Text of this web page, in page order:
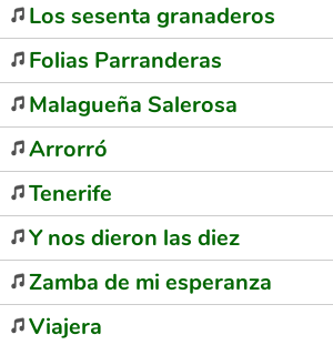
Los sesenta granaderos
Folias Parranderas
Malagueña Salerosa
Arrorró
Tenerife
Y nos dieron las diez
Zamba de mi esperanza
Viajera